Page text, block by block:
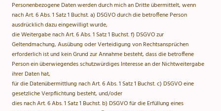
Personenbezogene Daten werden durch mich an Dritte übermittelt, wenn
nach Art. 6 Abs. 1 Satz 1 Buchst. a) DSGVO durch die betroffene Person
ausdrücklich dazu eingewilligt wurde,
die Weitergabe nach Art. 6 Abs. 1 Satz 1 Buchst. f) DSGVO zur
Geltendmachung, Ausübung oder Verteidigung von Rechtsansprüchen
erforderlich ist und kein Grund zur Annahme besteht, dass die betroffene
Person ein überwiegendes schutzwürdiges Interesse an der Nichtweitergabe
ihrer Daten hat,
für die Datenübermittlung nach Art. 6 Abs. 1 Satz 1 Buchst. c) DSGVO eine
gesetzliche Verpflichtung besteht, und/oder
dies nach Art. 6 Abs. 1 Satz 1 Buchst. b) DSGVO für die Erfüllung eines